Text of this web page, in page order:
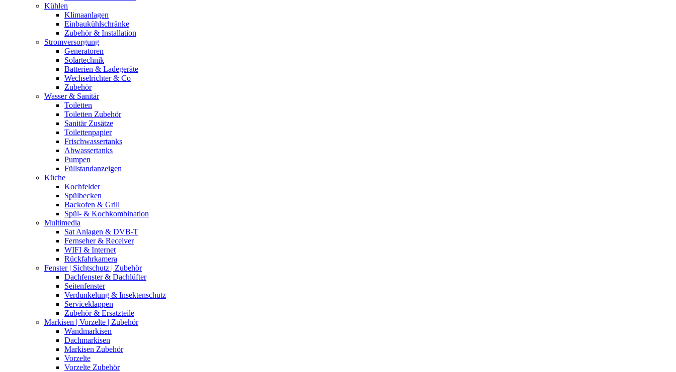
Kühlen
Klimaanlagen
Einbaukühlschränke
Zubehör & Installation
Stromversorgung
Generatoren
Solartechnik
Batterien & Ladegeräte
Wechselrichter & Co
Zubehör
Wasser & Sanitär
Toiletten
Toiletten Zubehör
Sanitär Zusätze
Toilettenpapier
Frischwassertanks
Abwassertanks
Pumpen
Füllstandanzeigen
Küche
Kochfelder
Spülbecken
Backofen & Grill
Spül- & Kochkombination
Multimedia
Sat Anlagen & DVB-T
Fernseher & Receiver
WIFI & Internet
Rückfahrkamera
Fenster | Sichtschutz | Zubehör
Dachfenster & Dachlüfter
Seitenfenster
Verdunkelung & Insektenschutz
Serviceklappen
Zubehör & Ersatzteile
Markisen | Vorzelte | Zubehör
Wandmarkisen
Dachmarkisen
Markisen Zubehör
Vorzelte
Vorzelte Zubehör